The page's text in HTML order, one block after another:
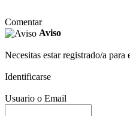
Comentar
Aviso
Necesitas estar registrado/a
Identificarse
Usuario o Email